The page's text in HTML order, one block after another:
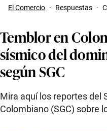
El Comercio · Respuestas ·
Temblor en
sísmico del
según SGC
Mira aquí los reportes del
Colombiano (SGC) sobre